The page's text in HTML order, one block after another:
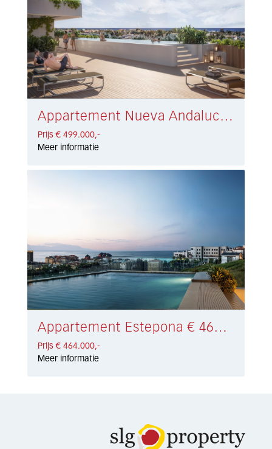
Appartement Nueva Andalucía € 499.000,-
Prijs € 499.000,-
Meer informatie
Appartement Estepona € 464.000,-
Prijs € 464.000,-
Meer informatie